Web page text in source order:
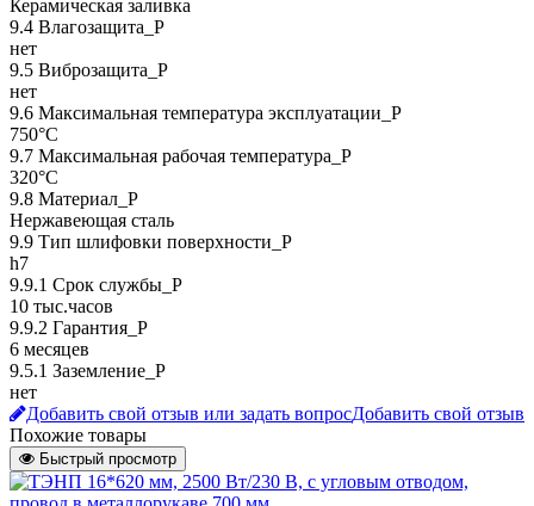
Керамическая заливка
9.4 Влагозащита_Р
нет
9.5 Виброзащита_Р
нет
9.6 Максимальная температура эксплуатации_Р
750°C
9.7 Максимальная рабочая температура_Р
320°C
9.8 Материал_Р
Нержавеющая сталь
9.9 Тип шлифовки поверхности_Р
h7
9.9.1 Срок службы_Р
10 тыс.часов
9.9.2 Гарантия_Р
6 месяцев
9.5.1 Заземление_P
нет
Добавить свой отзыв или задать вопросДобавить свой отзыв
Похожие товары
Быстрый просмотр